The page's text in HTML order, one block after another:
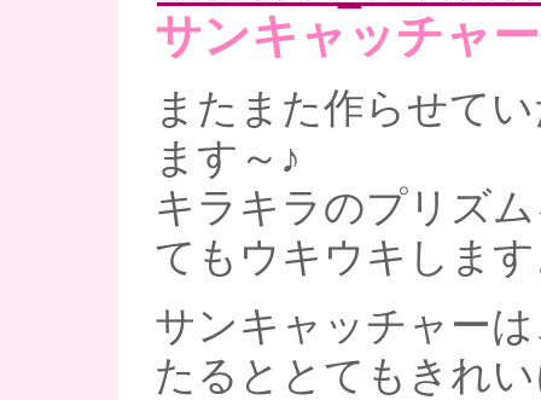
サンキャッチャ
またまた作らせて
ます～♪
キラキラのプリズ
てもウキウキしま
サンキャッチャー
たるととてもきれ